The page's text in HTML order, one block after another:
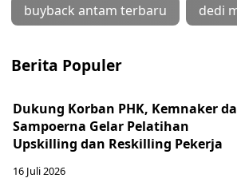
buyback antam terbaru dedi
Berita Populer
Dukung Korban PHK, Kemnaker
Sampoerna Gelar Pelatihan
Upskilling dan Reskilling Pekerja
16 Juli 2026